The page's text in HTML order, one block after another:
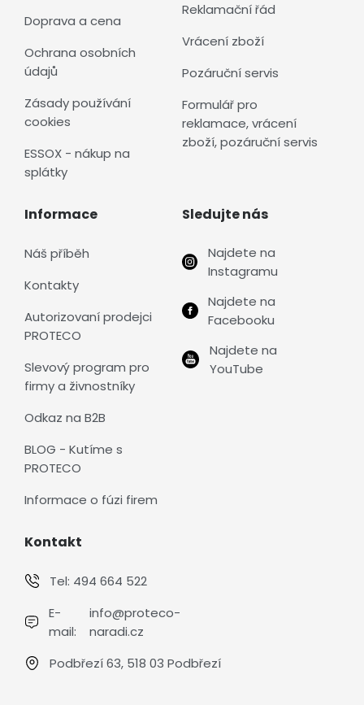
Doprava a cena
Ochrana osobních
údajů
Zásady používání
cookies
ESSOX - nákup na
splátky
Reklamační řád
Vrácení zboží
Pozáruční servis
Formulář pro
reklamace, vrácení
zboží, pozáruční servis
Informace
Náš příběh
Kontakty
Autorizovaní prodejci
PROTECO
Slevový program pro
firmy a živnostníky
Odkaz na B2B
BLOG - Kutíme s
PROTECO
Informace o fúzi firem
Sledujte nás
Najdete na
Instagramu
Najdete na
Facebooku
Najdete na
YouTube
Kontakt
Tel: 494 664 522
E-
mail:
info@proteco-
naradi.cz
Podbřezí 63, 518 03 Podbřezí